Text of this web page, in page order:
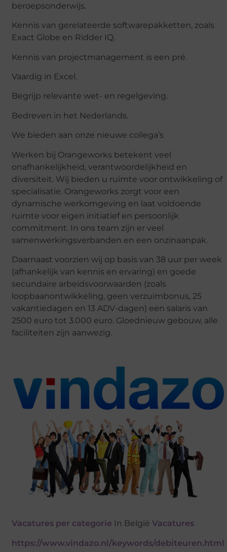
beroepsonderwijs.
Kennis van gerelateerde softwarepakketten, zoals
Exact Globe en Ridder IQ.
Kennis van projectmanagement is een pré.
Vaardig in Excel.
Begrijp relevante wet- en regelgeving.
Bedreven in het Nederlands.
We bieden aan onze nieuwe collega’s
Werken bij Orangeworks betekent veel
onafhankelijkheid, verantwoordelijkheid en
diversiteit. Wij bieden u ruimte voor ontwikkeling of
specialisatie. Orangeworks zorgt voor een
dynamische werkomgeving en laat voldoende
ruimte voor eigen initiatief en persoonlijk
commitment. In ons team zijn er veel
samenwerkingsverbanden en een onzinaanpak.
Daarnaast voorzien wij op basis van 38 uur per week
(afhankelijk van kennis en ervaring) en goede
secundaire arbeidsvoorwaarden (zoals
loopbaanontwikkeling, geen verzuimbonus, 25
vakantiedagen en 13 ADV-dagen) een salaris van
2500 euro tot 3.000 euro. Gloednieuw gebouw, alle
faciliteiten zijn aanwezig.
Vacatures per categorie In BelgiëVacatures
https://www.vindazo.nl/keywords/debiteuren.html